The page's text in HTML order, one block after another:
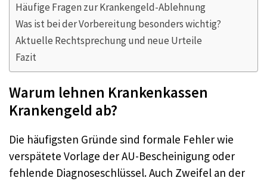
Häufige Fragen zur Krankengeld-Ablehnung
Was ist bei der Vorbereitung besonders wichtig?
Aktuelle Rechtsprechung und neue Urteile
Fazit
Warum lehnen Krankenkassen
Krankengeld ab?
Die häufigsten Gründe sind formale Fehler wie
verspätete Vorlage der AU-Bescheinigung oder
fehlende Diagnoseschlüssel. Auch Zweifel an der